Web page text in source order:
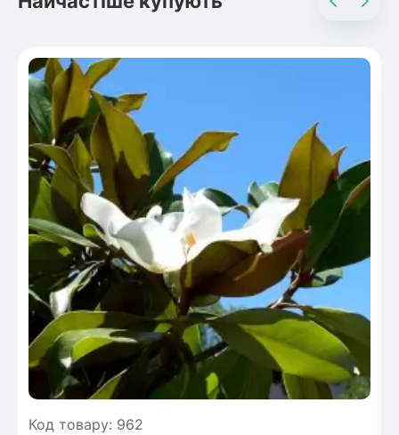
Код товару: 962